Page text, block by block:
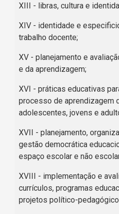
XIII - libras, cultura e
XIV - identidade e
trabalho docente;
XV - planejamento e
e da aprendizagem;
XVI - práticas educativas
processo de aprendizagem
adolescentes, jovens e
XVII - planejamento,
gestão democrática
espaço escolar e não
XVIII - implementação e
currículos, programas
projetos político-